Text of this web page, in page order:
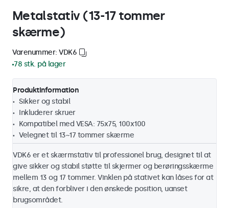
Metalstativ (13-17 tommer
skærme)
Varenummer: VDK6
78 stk. på lager
Produktinformation
Sikker og stabil
Inkluderer skruer
Kompatibel med VESA: 75x75, 100x100
Velegnet til 13~17 tommer skærme
VDK6 er et skærmstativ til professionel brug, designet til at
give sikker og stabil støtte til skjermer og berøringsskærme
mellem 13 og 17 tommer. Vinklen på stativet kan låses for at
sikre, at den forbliver i den ønskede position, uanset
brugsområdet.